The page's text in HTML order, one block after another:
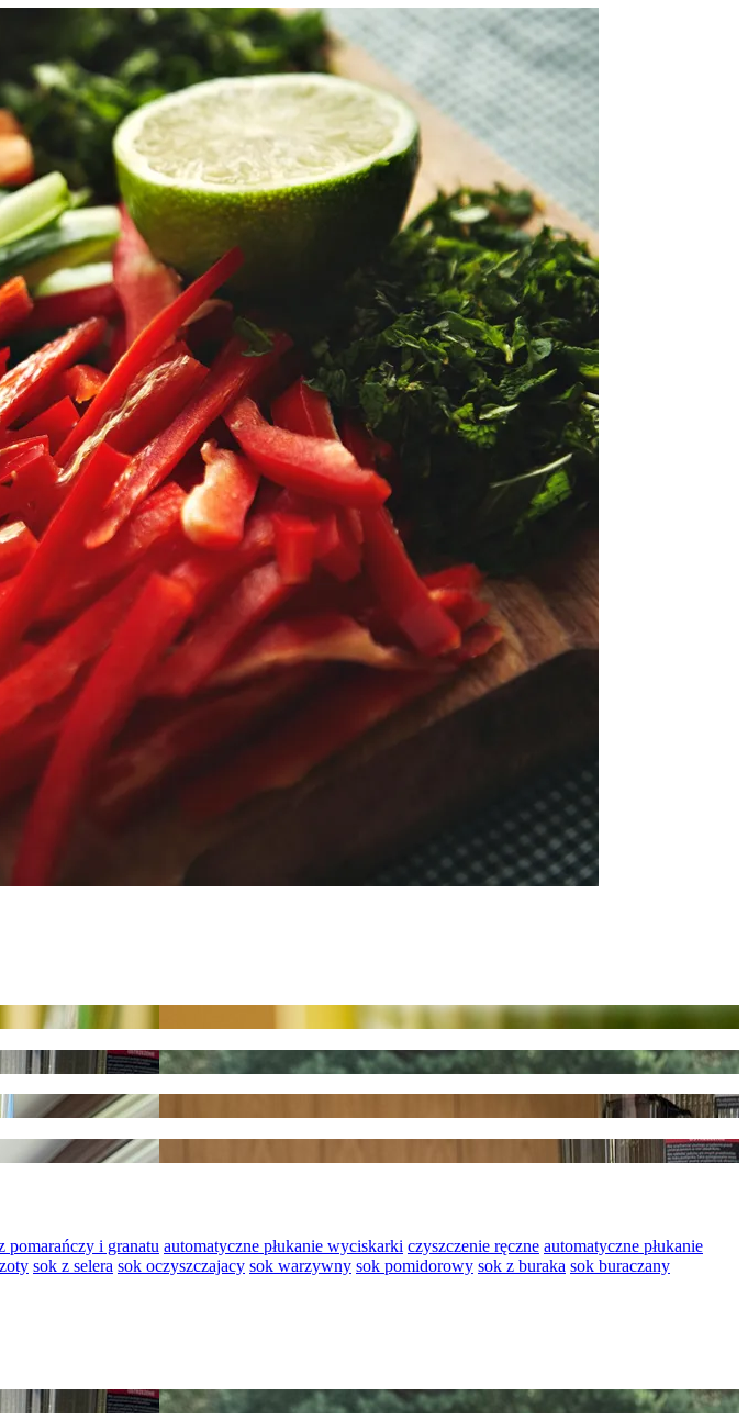
pomarańczy i granatu automatyczne płukanie wyciskarki czyszczenie ręczne automatyczne płukanie
sok z selera sok oczyszczajacy sok warzywny sok pomidorowy sok z buraka sok buraczany